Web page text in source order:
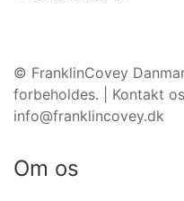
©️ FranklinCovey
forbeholdes. | Kontakt
info@franklincovey.dk
Om os